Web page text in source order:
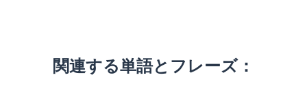
関連する単語とフレーズ：